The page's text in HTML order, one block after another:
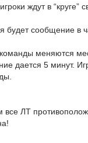
ждут в “круге”
будет сообщение в
меняются
дается 5 минут.
все ЛТ